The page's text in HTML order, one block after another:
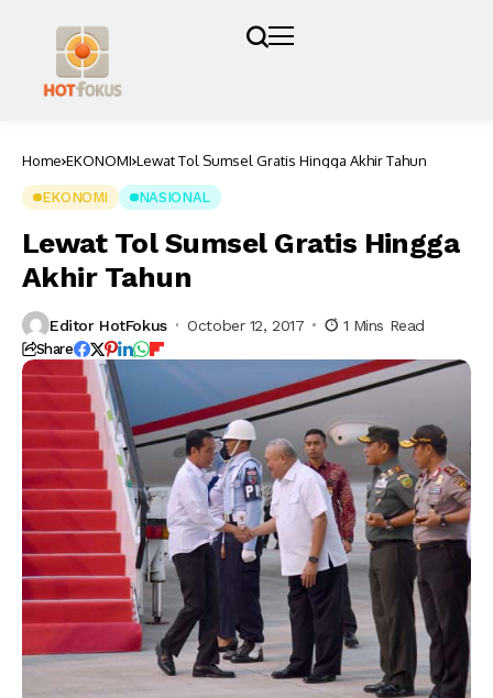
Home EKONOMI Lewat Tol Sumsel Gratis Hingga Akhir Tahun
EKONOMI NASIONAL
Lewat Tol Sumsel Gratis Hingga
Akhir Tahun
Editor HotFokus October 12, 2017 1 Mins Read
Share